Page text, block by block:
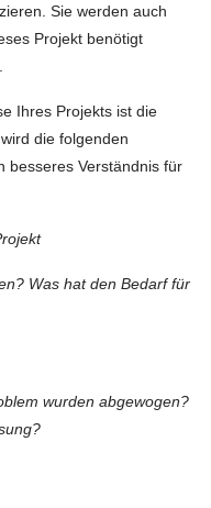
Sie werden auch
Projekt benötigt
Ihres Projekts ist die
die folgenden
besseres Verständnis für
Was hat den Bedarf für
wurden abgewogen?